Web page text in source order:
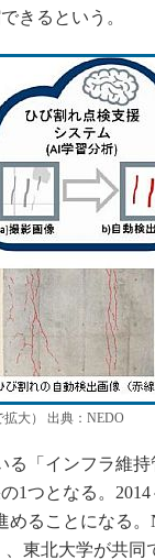
製造業ビッグデータ
植物工場
知財マネジメント
海外生産
グローバル設計・開発
制御セキュリティ
新型コロナへの対応
きるという。
大） 出典：NEDO
「インフラ維
1つとなる。2014
めることになる
東北大学が共同